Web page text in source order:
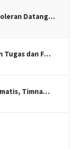
Datang…
Tugas dan F…
Timna…